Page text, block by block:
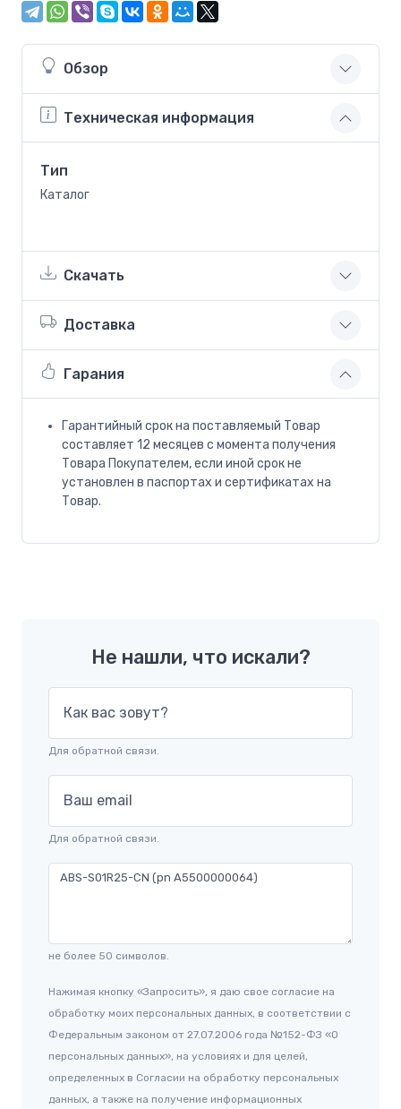
Обзор
Техническая информация
Тип
Каталог
Скачать
Доставка
Гарания
Гарантийный срок на поставляемый Товар
составляет 12 месяцев с момента получения
Товара Покупателем, если иной срок не
установлен в паспортах и сертификатах на
Товар.
Не нашли, что искали?
Как вас зовут?
Для обратной связи.
Ваш email
Для обратной связи.
не более 50 символов.
Нажимая кнопку «Запросить», я даю свое согласие на
обработку моих персональных данных, в соответствии с
Федеральным законом от 27.07.2006 года №152-ФЗ «О
персональных данных», на условиях и для целей,
определенных в Согласии на обработку персональных
данных, а также на получение информационных